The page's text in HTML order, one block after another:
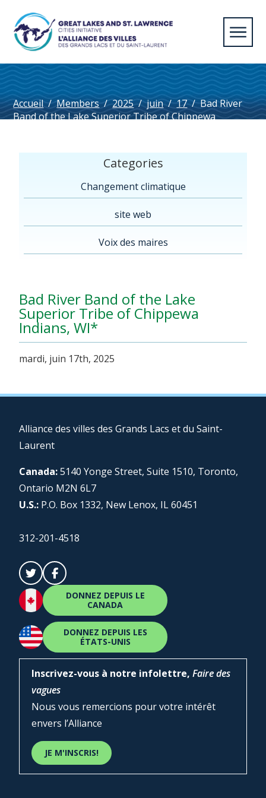
Accueil / Members / 2025 / juin / 17 / Bad River
Band of the Lake Superior Tribe of Chippewa
Categories
Changement climatique
site web
Voix des maires
Bad River Band of the Lake
Superior Tribe of Chippewa
Indians, WI*
mardi, juin 17th, 2025
Alliance des villes des Grands Lacs et du Saint-
Laurent
Canada:5140 Yonge Street, Suite 1510, Toronto,
Ontario M2N 6L7
U.S.: P.O. Box 1332, New Lenox, IL 60451
312-201-4518
DONNEZ DEPUIS LE
CANADA
DONNEZ DEPUIS LES
ÉTATS-UNIS
Inscrivez-vous à notre infolettre, Faire des
vagues
Nous vous remercions pour votre intérêt
envers l’Alliance
JE M'INSCRIS!